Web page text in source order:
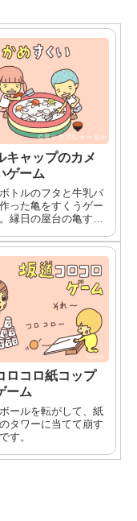
キャップのカメ
ゲーム
トルのフタと牛乳パ
った亀をすくうゲー
縁日の屋台の亀すく
ロコロ紙コップ
ーム
ールを転がして、紙
タワーに当てて崩す
す。